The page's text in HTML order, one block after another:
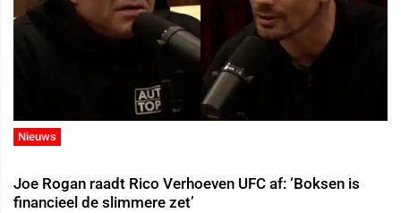
Nieuws
Joe Rogan raadt Rico Verhoeven UFC af: ‘Boksen is
financieel de slimmere zet’